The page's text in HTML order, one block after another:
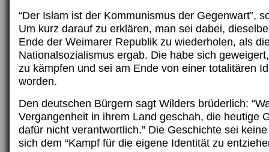
“Der Islam ist der Kommunismus der Gegenwart”,
Um kurz darauf zu erklären, man sei dabei,
Ende der Weimarer Republik zu wiederholen, als
Nationalsozialismus ergab. Die habe sich
zu kämpfen und sei am Ende von einer totalitären
worden.
Den deutschen Bürgern sagt Wilders brüderlich:
Vergangenheit in ihrem Land geschah, die heutige
dafür nicht verantwortlich.” Die Geschichte sei
sich dem “Kampf für die eigene Identität zu